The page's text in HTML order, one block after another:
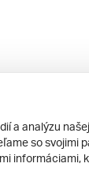
a analýzu
so svojimi
informáciami,